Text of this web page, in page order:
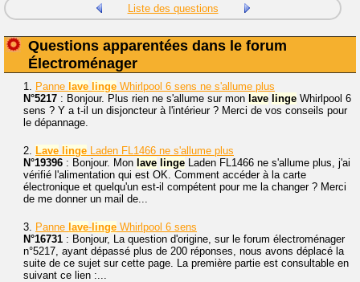
Liste des questions
Questions apparentées dans le forum
Électroménager
1. Panne lave linge Whirlpool 6 sens ne s'allume plus
N°5217 : Bonjour. Plus rien ne s'allume sur mon lave linge Whirlpool 6
sens ? Y a t-il un disjoncteur à l'intérieur ? Merci de vos conseils pour
le dépannage.
2. Lave linge Laden FL1466 ne s'allume plus
N°19396 : Bonjour. Mon lave linge Laden FL1466 ne s'allume plus, j'ai
vérifié l'alimentation qui est OK. Comment accéder à la carte
électronique et quelqu'un est-il compétent pour me la changer ? Merci
de me donner un mail de...
3. Panne lave-linge Whirlpool 6 sens
N°16731 : Bonjour, La question d'origine, sur le forum électroménager
n°5217, ayant dépassé plus de 200 réponses, nous avons déplacé la
suite de ce sujet sur cette page. La première partie est consultable en
suivant ce lien :...